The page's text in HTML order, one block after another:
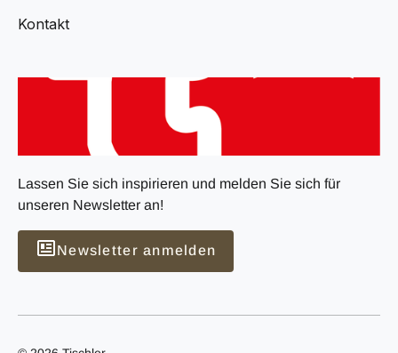
Kontakt
Lassen Sie sich inspirieren und melden Sie sich für
unseren Newsletter an!
Newsletter anmelden